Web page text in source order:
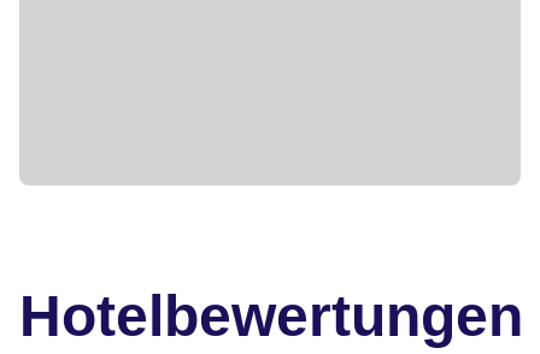
Hotelbewertungen